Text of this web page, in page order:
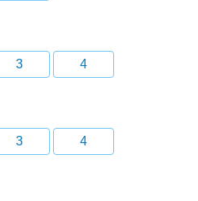
3 4
3 4